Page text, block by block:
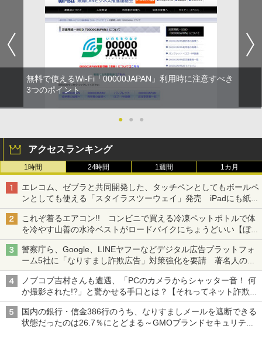
無料で使えるWi-Fi「00000JAPAN」利用時に注意すべき
3つのポイント
● ● ●
アクセスランキング
1時間 24時間 1週間 1カ月
エレコム、ゼブラと共同開発した、タッチペンとしてもボールペ
ンとしても使える「スタイラスツーウェイ」発売 iPadにも紙に
も、持ち替えずに書き込める
これぞ着るエアコン!! コンビニで買える冷凍ペットボトルで体
を冷やす山善の水冷ベストがロードバイクにちょうどいい【ぼっ
ち・ざ・ろーど！その14】【空いた時間でなにしてる？】
警察庁ら、Google、LINEヤフーなどデジタル広告プラットフォ
ーム5社に「なりすまし詐欺広告」対策強化を要請 著名人の写
真や映像を使った投資詐欺などへの対策として
ノブコブ吉村さんも遭遇、「PCのカメラからシャッター音！ 何
か撮影された!?」と驚かせる手口とは？【それってネット詐欺で
すよ！】
国内の銀行・信金386行のうち、なりすましメールを遮断できる
状態だったのは26.7％にとどまる～GMOブランドセキュリティ